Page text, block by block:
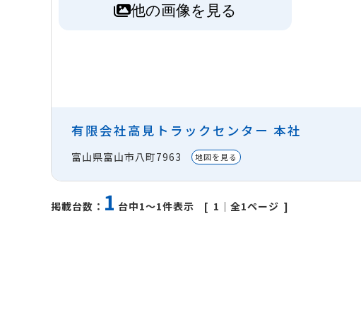
他の画像を見る
有限会社高見トラックセンター 本社
富山県富山市八町7963 地図を見る
掲載台数： 1 台中1～1件表示 1 ｜全1ページ